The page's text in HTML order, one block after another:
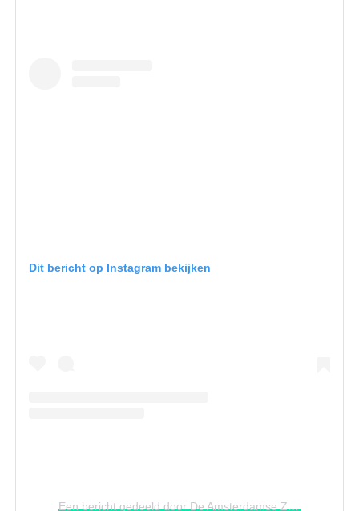
Dit bericht op Instagram bekijken